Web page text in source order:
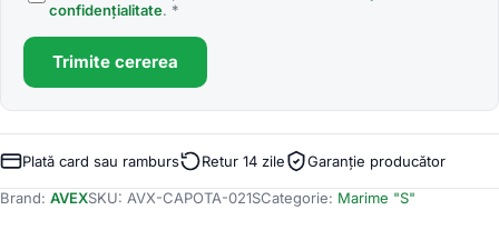
confidențialitate. *
Trimite cererea
Plată card sau ramburs Retur 14 zile Garanție producător
Brand: AVEXSKU: AVX-CAPOTA-021SCategorie: Marime "S"